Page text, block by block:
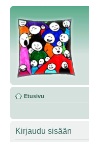
Etusivu
Kirjaudu sisään